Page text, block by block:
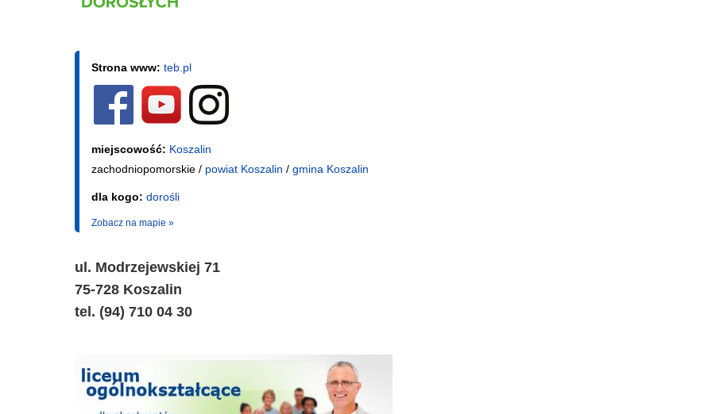
Strona www: teb.pl
miejscowość: Koszalin
zachodniopomorskie / powiat Koszalin / gmina Koszalin
dla kogo: dorośli
Zobacz na mapie »
ul. Modrzejewskiej 71
75-728 Koszalin
tel. (94) 710 04 30